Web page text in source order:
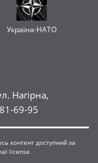
Україна-НАТО
Нагірна,
69-95
контент доступний за
license.